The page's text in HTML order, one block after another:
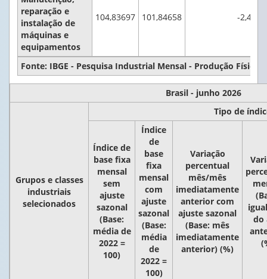
reparação e
instalação de
máquinas e
equipamentos
104,83697 101,84658 -2,4
Fonte: IBGE - Pesquisa Industrial Mensal - Produção Física
Brasil - junho 2026
Grupos e classes
industriais
selecionados
Tipo de
Índice de
base fixa
mensal
sem
ajuste
sazonal
(Base:
média de
2022 =
100)
Índice
de
base
fixa
mensal
com
ajuste
sazonal
(Base:
média
de
2022 =
100)
Variação
percentual
mês/mês
imediatamente
anterior com
ajuste sazonal
(Base: mês
imediatamente
anterior) (%)
do